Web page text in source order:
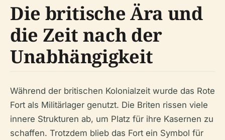
Die britische Ära und
die Zeit nach der
Unabhängigkeit
Während der britischen Kolonialzeit wurde das Rote
Fort als Militärlager genutzt. Die Briten rissen viele
innere Strukturen ab, um Platz für ihre Kasernen zu
schaffen. Trotzdem blieb das Fort ein Symbol für